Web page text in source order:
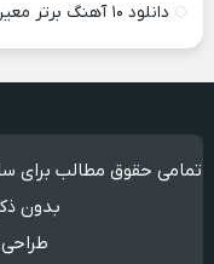
دانلود ۱۰ آهنگ برتر معین ماندگارترین ها فول آلبوم
تمامی حقوق مطالب برای
بدون